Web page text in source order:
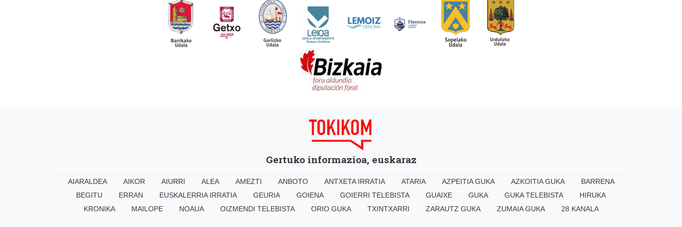
Gertuko informazioa, euskaraz
AIARALDEA AIKOR AIURRI ALEA AMEZTI ANBOTO ANTXETA IRRATIA ATARIA AZPEITIA GUKA AZKOITIA GUKA
BARRENA
BEGITU
ERRAN EUSKALERRIA IRRATIA GEURIA GOIENA GOIERRI TELEBISTA GUAIXE GUKA GUKA TELEBISTA
HIRUKA
KRONIKA
MAILOPE NOAUA OIZMENDI TELEBISTA ORIO GUKA TXINTXARRI ZARAUTZ GUKA ZUMAIA GUKA 28 KANALA